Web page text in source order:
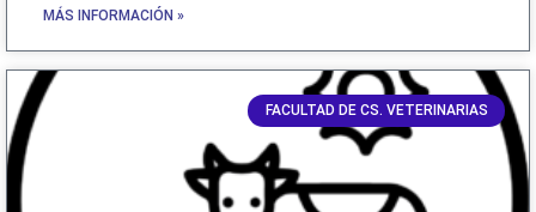
MÁS INFORMACIÓN »
FACULTAD DE CS. VETERINARIAS